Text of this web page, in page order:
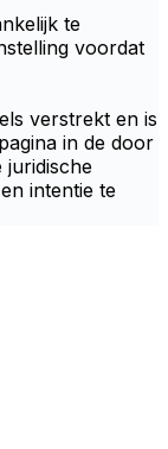
te
voordat
verstrekt en is
in de door
juridische
intentie te